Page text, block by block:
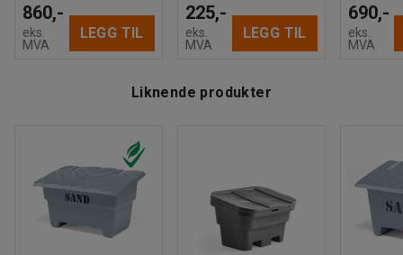
860,-
eks.
MVA
LEGG TIL
225,-
eks.
MVA
LEGG TIL
690,-
eks.
MVA
Liknende produkter